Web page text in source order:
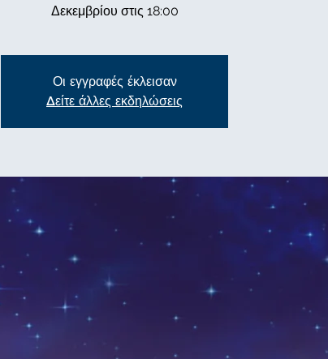
Οι εγγραφές έκλεισαν
Δείτε άλλες εκδηλώσεις